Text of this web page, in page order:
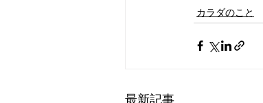
カラダのこと
最新記事